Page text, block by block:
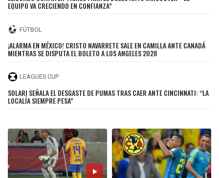
EQUIPO VA CRECIENDO EN CONFIANZA”
FÚTBOL
¡ALARMA EN MÉXICO! CRISTO NAVARRETE SALE EN CAMILLA ANTE CANADÁ
MIENTRAS SE DISPUTA EL BOLETO A LOS ANGELES 2028
LEAGUES CUP
SOLARI SEÑALA EL DESGASTE DE PUMAS TRAS CAER ANTE CINCINNATI: “LA
LOCALÍA SIEMPRE PESA”